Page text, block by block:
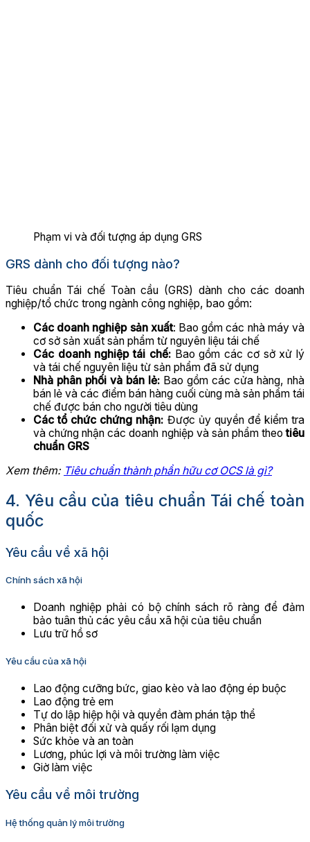
Phạm vi và đối tượng áp dụng GRS
GRS dành cho đối tượng nào?
Tiêu chuẩn Tái chế Toàn cầu (GRS) dành cho các doanh
nghiệp/tổ chức trong ngành công nghiệp, bao gồm:
Các doanh nghiệp sản xuất: Bao gồm các nhà máy và
cơ sở sản xuất sản phẩm từ nguyên liệu tái chế
Các doanh nghiệp tái chế:Bao gồm các cơ sở xử lý
và tái chế nguyên liệu từ sản phẩm đã sử dụng
Nhà phân phối và bán lẻ: Bao gồm các cửa hàng, nhà
bán lẻ và các điểm bán hàng cuối cùng mà sản phẩm tái
chế được bán cho người tiêu dùng
Các tổ chức chứng nhận: Được ủy quyền để kiểm tra
và chứng nhận các doanh nghiệp và sản phẩm theotiêu
chuẩn GRS
Xem thêm: Tiêu chuẩn thành phần hữu cơ OCS là gì?
4. Yêu cầu của tiêu chuẩn Tái chế toàn
quốc
Yêu cầu về xã hội
Chính sách xã hội
Doanh nghiệp phải có bộ chính sách rõ ràng để đảm
bảo tuân thủ các yêu cầu xã hội của tiêu chuẩn
Lưu trữ hồ sơ
Yêu cầu của xã hội
Lao động cưỡng bức, giao kèo và lao động ép buộc
Lao động trẻ em
Tự do lập hiệp hội và quyền đàm phán tập thể
Phân biệt đối xử và quấy rối lạm dụng
Sức khỏe và an toàn
Lương, phúc lợi và môi trường làm việc
Giờ làm việc
Yêu cầu về môi trường
Hệ thống quản lý môi trường